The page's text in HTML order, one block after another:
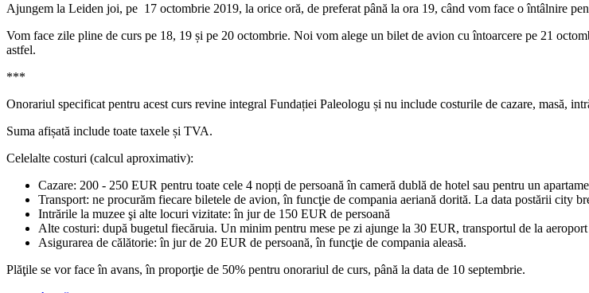
Ajungem la Leiden joi, pe 17 octombrie 2019, la orice oră, de preferat până la ora 19, când vom face o întâlnire
Vom face zile pline de curs pe 18, 19 și pe 20 octombrie. Noi vom alege un bilet de avion cu întoarcere pe 21
astfel.
***
Onorariul specificat pentru acest curs revine integral Fundației Paleologu și nu include costurile de cazare, masă,
Suma afișată include toate taxele și TVA.
Celelalte costuri (calcul aproximativ):
Cazare: 200 - 250 EUR pentru toate cele 4 nopți de persoană în cameră dublă de hotel sau pentru un
Transport: ne procurăm fiecare biletele de avion, în funcţie de compania aeriană dorită. La data postării city
Intrările la muzee şi alte locuri vizitate: în jur de 150 EUR de persoană
Alte costuri: după bugetul fiecăruia. Un minim pentru mese pe zi ajunge la 30 EUR, transportul de la
Asigurarea de călătorie: în jur de 20 EUR de persoană, în funcţie de compania aleasă.
Plăţile se vor face în avans, în proporţie de 50% pentru onorariul de curs, până la data de 10 septembrie.